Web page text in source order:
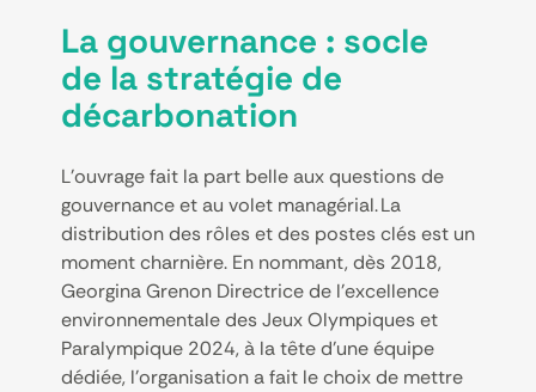
La gouvernance : socle
de la stratégie de
décarbonation
L’ouvrage fait la part belle aux questions de
gouvernance et au volet managérial. La
distribution des rôles et des postes clés est un
moment charnière. En nommant, dès 2018,
Georgina Grenon Directrice de l’excellence
environnementale des Jeux Olympiques et
Paralympique 2024, à la tête d’une équipe
dédiée, l’organisation a fait le choix de mettre